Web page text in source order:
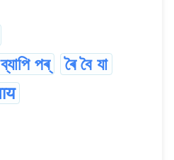
ব্যাপি পৰ্ ৰৈ বৈ যা